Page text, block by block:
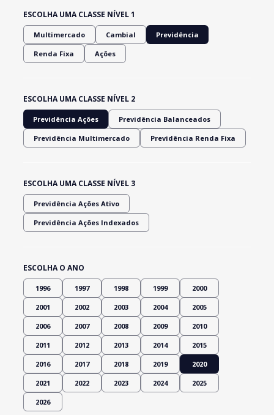
ESCOLHA UMA CLASSE NÍVEL 1
Multimercado Cambial Previdência
Renda Fixa Ações
ESCOLHA UMA CLASSE NÍVEL 2
Previdência Ações Previdência Balanceados
Previdência Multimercado Previdência Renda Fixa
ESCOLHA UMA CLASSE NÍVEL 3
Previdência Ações Ativo
Previdência Ações Indexados
ESCOLHA O ANO
1996 1997 1998 1999 2000
2001 2002 2003 2004 2005
2006 2007 2008 2009 2010
2011 2012 2013 2014 2015
2016 2017 2018 2019 2020
2021 2022 2023 2024 2025
2026